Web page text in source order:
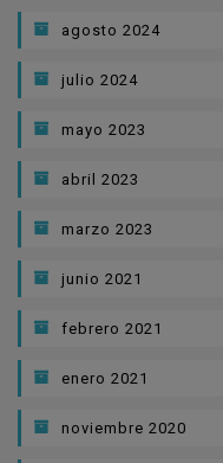
agosto 2024
julio 2024
mayo 2023
abril 2023
marzo 2023
junio 2021
febrero 2021
enero 2021
noviembre 2020